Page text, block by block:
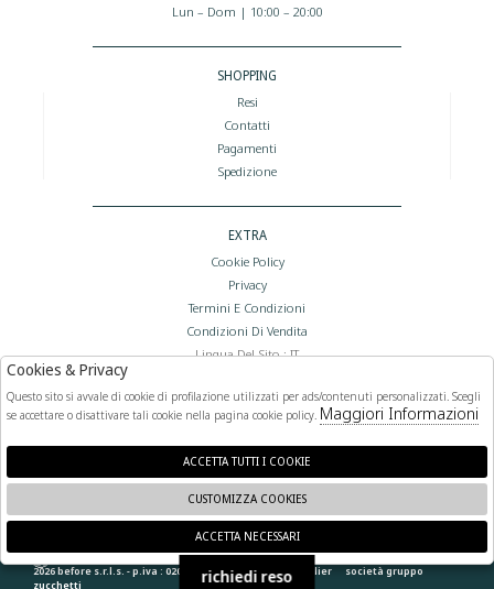
Lun – Dom | 10:00 – 20:00
SHOPPING
Resi
Contatti
Pagamenti
Spedizione
EXTRA
Cookie Policy
Privacy
Termini E Condizioni
Condizioni Di Vendita
Lingua Del Sito : IT
FOLLOW US
2026 before s.r.l.s. - p.iva : 02066400892 powered by atelier società gruppo
zucchetti
🍪
richiedi reso
Cookies & Privacy
Questo sito si avvale di cookie di profilazione utilizzati per ads/contenuti personalizzati. Scegli
se accettare o disattivare tali cookie nella pagina cookie policy. Maggiori Informazioni
ACCETTA TUTTI I COOKIE
CUSTOMIZZA COOKIES
ACCETTA NECESSARI